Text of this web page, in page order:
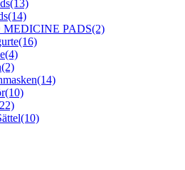
(13)
(14)
MEDICINE PADS(2)
(16)
(4)
(2)
(14)
(10)
(10)